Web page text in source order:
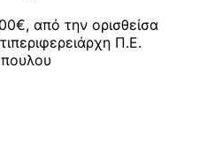
από την ορισθείσα
Π.Ε.